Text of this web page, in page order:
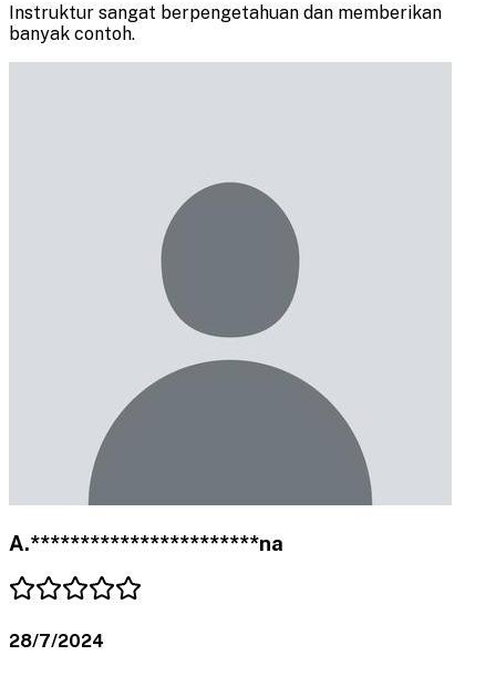
Instruktur sangat berpengetahuan dan memberikan
banyak contoh.
A.***********************na
28/7/2024